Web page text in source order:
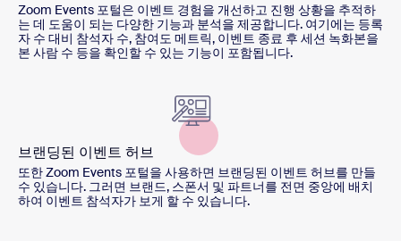
Zoom Events 포털은 이벤트 경험을 개선하고 진행 상황을 추적하
는 데 도움이 되는 다양한 기능과 분석을 제공합니다. 여기에는 등록
자 수 대비 참석자 수, 참여도 메트릭, 이벤트 종료 후 세션 녹화본을
본 사람 수 등을 확인할 수 있는 기능이 포함됩니다.
브랜딩된 이벤트 허브
또한 Zoom Events 포털을 사용하면 브랜딩된 이벤트 허브를 만들
수 있습니다. 그러면 브랜드, 스폰서 및 파트너를 전면 중앙에 배치
하여 이벤트 참석자가 보게 할 수 있습니다.